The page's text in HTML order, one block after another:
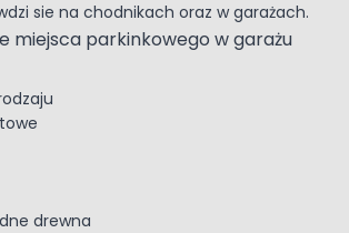
sie na chodnikach oraz w garażach.
drewna